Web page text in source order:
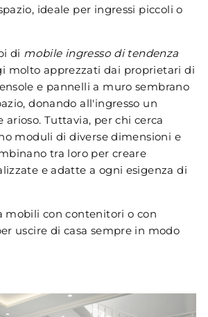
ideale per ingressi piccoli o
di mobile ingresso di tendenza
molto apprezzati dai proprietari di
e pannelli a muro sembrano
donando all'ingresso un
arioso. Tuttavia, per chi cerca
moduli di diverse dimensioni e
tra loro per creare
e adatte a ogni esigenza di
mobili con contenitori o con
uscire di casa sempre in modo